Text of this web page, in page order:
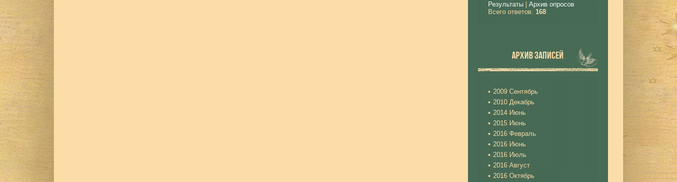
Результаты| Архив опросов
Всего ответов: 168
АРХИВ ЗАПИСЕЙ
2009 Сентябрь
2010 Декабрь
2014 Июнь
2015 Июнь
2016 Февраль
2016 Июнь
2016 Июль
2016 Август
2016 Октябрь